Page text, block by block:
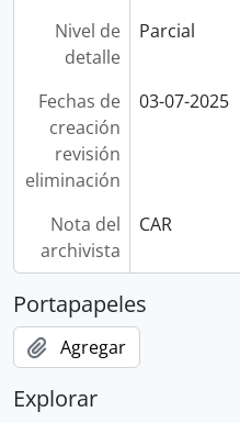
Nivel de
detalle
Parcial
Fechas de
creación
revisión
eliminación
03-07-2025
Nota del
archivista
CAR
Portapapeles
Agregar
Explorar